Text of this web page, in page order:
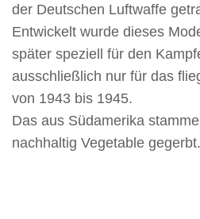
der Deutschen Luftwaffe
Entwickelt wurde dieses
später speziell für den
ausschließlich nur für das
von 1943 bis 1945.
Das aus Südamerika
nachhaltig Vegetable gegerbt.